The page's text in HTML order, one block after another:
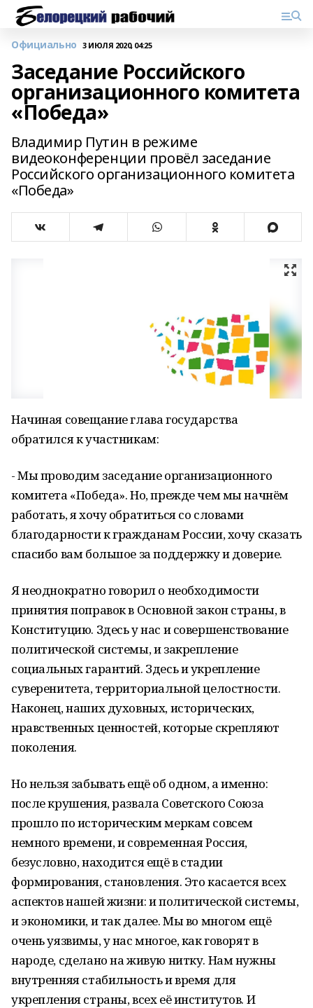
Официально 3 ИЮЛЯ 2020, 04:25
Заседание Российского
организационного комитета
«Победа»
Владимир Путин в режиме
видеоконференции провёл заседание
Российского организационного комитета
«Победа»
Начиная совещание глава государства
обратился к участникам:
- Мы проводим заседание организационного
комитета «Победа». Но, прежде чем мы начнём
работать, я хочу обратиться со словами
благодарности к гражданам России, хочу сказать
спасибо вам большое за поддержку и доверие.
Я неоднократно говорил о необходимости
принятия поправок в Основной закон страны, в
Конституцию. Здесь у нас и совершенствование
политической системы, и закрепление
социальных гарантий. Здесь и укрепление
суверенитета, территориальной целостности.
Наконец, наших духовных, исторических,
нравственных ценностей, которые скрепляют
поколения.
Но нельзя забывать ещё об одном, а именно:
после крушения, развала Советского Союза
прошло по историческим меркам совсем
немного времени, и современная Россия,
безусловно, находится ещё в стадии
формирования, становления. Это касается всех
аспектов нашей жизни: и политической системы,
и экономики, и так далее. Мы во многом ещё
очень уязвимы, у нас многое, как говорят в
народе, сделано на живую нитку. Нам нужны
внутренняя стабильность и время для
укрепления страны, всех её институтов. И